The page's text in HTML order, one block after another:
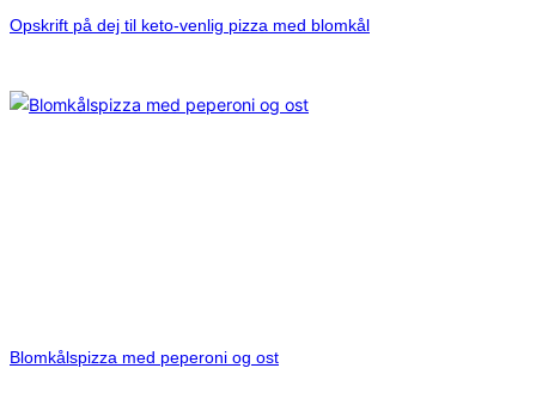
Opskrift på dej til keto-venlig pizza med blomkål
Blomkålspizza med peperoni og ost